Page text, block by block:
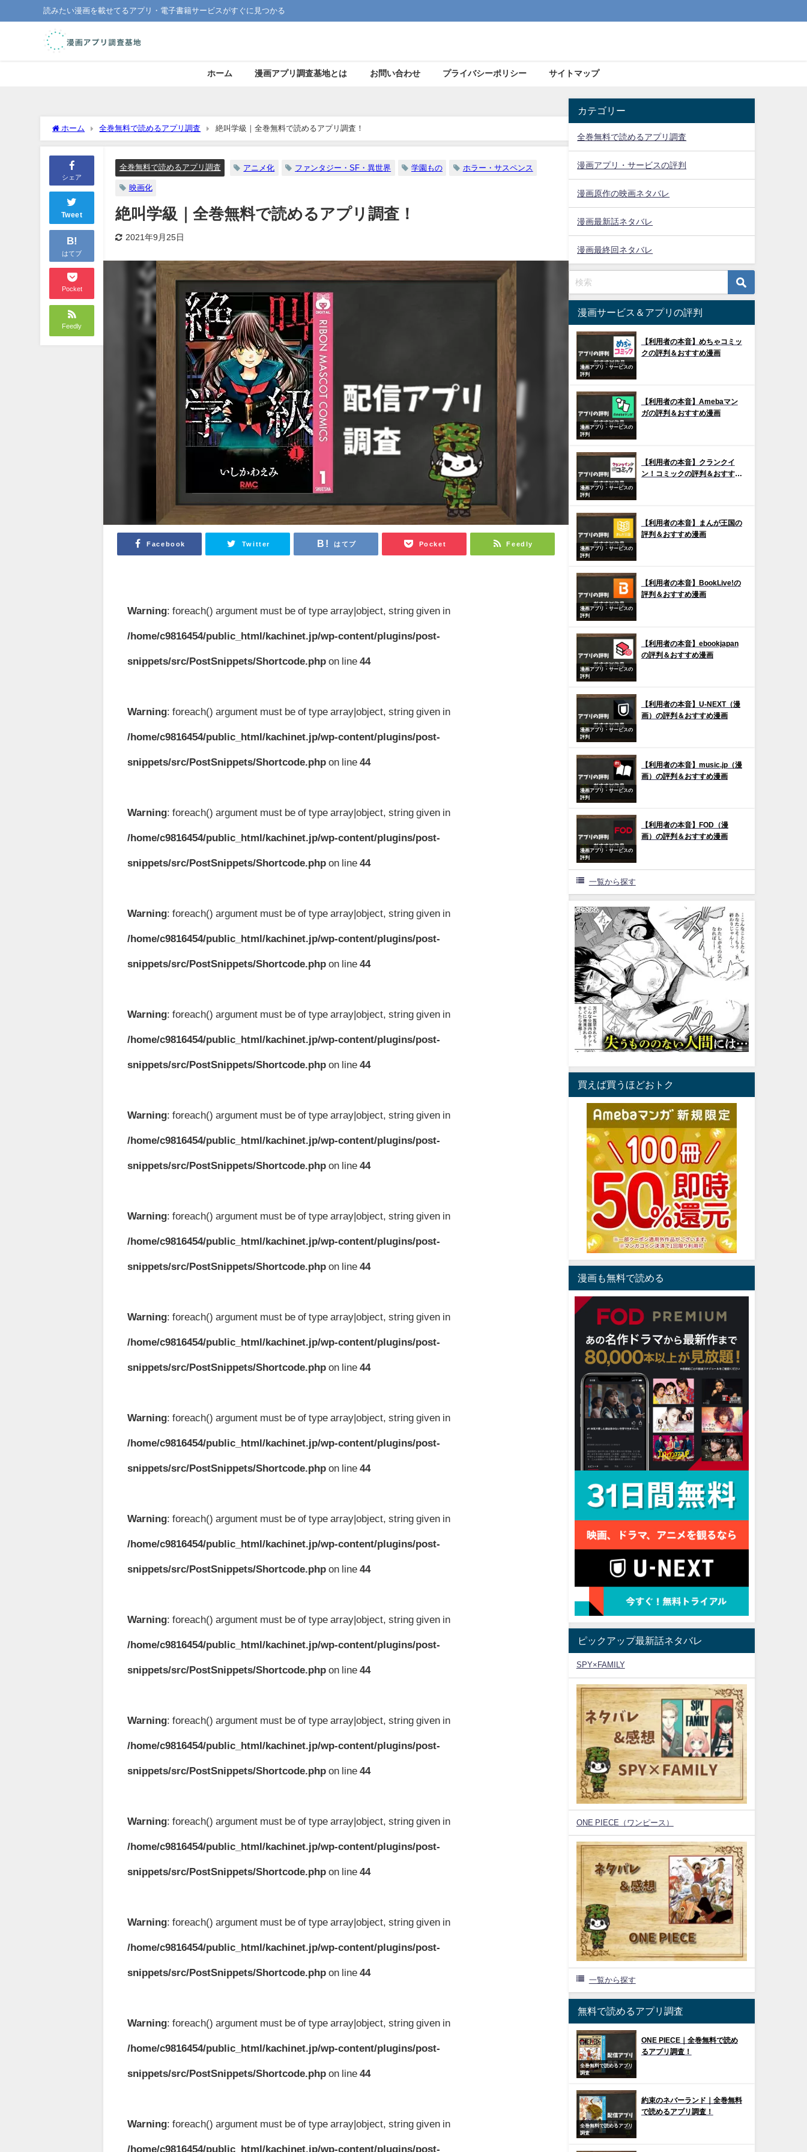
読みたい漫画を載せてるアプリ・電子書籍サービスがすぐに見つかる
ホーム 漫画アプリ調査基地とは お問い合わせ プライバシーポリシー サイトマップ
ホーム 全巻無料で読めるアプリ調査 絶叫学級｜全巻無料で読めるアプリ調査！
シェア
Tweet
B!
はてブ
Pocket
Feedly
全巻無料で読めるアプリ調査 アニメ化 ファンタジー・SF・異世界 学園もの ホラー・サスペンス
映画化
絶叫学級｜全巻無料で読めるアプリ調査！
2021年9月25日
Facebook Twitter はてブ Pocket Feedly
Warning: foreach() argument must be of type array|object, string given in
/home/c9816454/public_html/kachinet.jp/wp-content/plugins/post-
snippets/src/PostSnippets/Shortcode.php on line44
Warning: foreach() argument must be of type array|object, string given in
/home/c9816454/public_html/kachinet.jp/wp-content/plugins/post-
snippets/src/PostSnippets/Shortcode.php on line44
Warning: foreach() argument must be of type array|object, string given in
/home/c9816454/public_html/kachinet.jp/wp-content/plugins/post-
snippets/src/PostSnippets/Shortcode.php on line44
Warning: foreach() argument must be of type array|object, string given in
/home/c9816454/public_html/kachinet.jp/wp-content/plugins/post-
snippets/src/PostSnippets/Shortcode.php on line44
Warning: foreach() argument must be of type array|object, string given in
/home/c9816454/public_html/kachinet.jp/wp-content/plugins/post-
snippets/src/PostSnippets/Shortcode.php on line44
Warning: foreach() argument must be of type array|object, string given in
/home/c9816454/public_html/kachinet.jp/wp-content/plugins/post-
snippets/src/PostSnippets/Shortcode.php on line44
Warning: foreach() argument must be of type array|object, string given in
/home/c9816454/public_html/kachinet.jp/wp-content/plugins/post-
snippets/src/PostSnippets/Shortcode.php on line44
Warning: foreach() argument must be of type array|object, string given in
/home/c9816454/public_html/kachinet.jp/wp-content/plugins/post-
snippets/src/PostSnippets/Shortcode.php on line44
Warning: foreach() argument must be of type array|object, string given in
/home/c9816454/public_html/kachinet.jp/wp-content/plugins/post-
snippets/src/PostSnippets/Shortcode.php on line44
Warning: foreach() argument must be of type array|object, string given in
/home/c9816454/public_html/kachinet.jp/wp-content/plugins/post-
snippets/src/PostSnippets/Shortcode.php on line44
Warning: foreach() argument must be of type array|object, string given in
/home/c9816454/public_html/kachinet.jp/wp-content/plugins/post-
snippets/src/PostSnippets/Shortcode.php on line44
Warning: foreach() argument must be of type array|object, string given in
/home/c9816454/public_html/kachinet.jp/wp-content/plugins/post-
snippets/src/PostSnippets/Shortcode.php on line44
Warning: foreach() argument must be of type array|object, string given in
/home/c9816454/public_html/kachinet.jp/wp-content/plugins/post-
snippets/src/PostSnippets/Shortcode.php on line44
Warning: foreach() argument must be of type array|object, string given in
/home/c9816454/public_html/kachinet.jp/wp-content/plugins/post-
snippets/src/PostSnippets/Shortcode.php on line44
Warning: foreach() argument must be of type array|object, string given in
/home/c9816454/public_html/kachinet.jp/wp-content/plugins/post-
snippets/src/PostSnippets/Shortcode.php on line44
Warning: foreach() argument must be of type array|object, string given in
/home/c9816454/public_html/kachinet.jp/wp-content/plugins/post-
カテゴリー
全巻無料で読めるアプリ調査
漫画アプリ・サービスの評判
漫画原作の映画ネタバレ
漫画最新話ネタバレ
漫画最終回ネタバレ
漫画サービス＆アプリの評判
漫画アプリ・サービスの
評判
【利用者の本音】めちゃコミッ
クの評判＆おすすめ漫画
漫画アプリ・サービスの
評判
【利用者の本音】Amebaマン
ガの評判＆おすすめ漫画
漫画アプリ・サービスの
評判
【利用者の本音】クランクイ
ン！コミックの評判＆おすすめ
漫画アプリ・サービスの
評判
【利用者の本音】まんが王国の
評判＆おすすめ漫画
漫画アプリ・サービスの
評判
【利用者の本音】BookLive!の
評判＆おすすめ漫画
漫画アプリ・サービスの
評判
【利用者の本音】ebookjapan
の評判＆おすすめ漫画
漫画アプリ・サービスの
評判
【利用者の本音】U-NEXT（漫
画）の評判＆おすすめ漫画
漫画アプリ・サービスの
評判
【利用者の本音】music.jp（漫
画）の評判＆おすすめ漫画
漫画アプリ・サービスの
評判
【利用者の本音】FOD（漫
画）の評判＆おすすめ漫画
一覧から探す
買えば買うほどおトク
漫画も無料で読める
ピックアップ最新話ネタバレ
SPY×FAMILY
ONE PIECE（ワンピース）
一覧から探す
無料で読めるアプリ調査
全巻無料で読めるアプリ
調査
ONE PIECE｜全巻無料で読め
るアプリ調査！
全巻無料で読めるアプリ
調査
約束のネバーランド｜全巻無料
で読めるアプリ調査！